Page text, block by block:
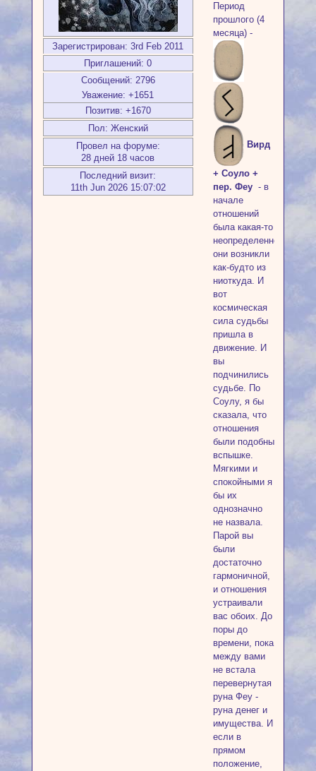
Зарегистрирован: 3rd Feb 2011
Приглашений: 0
Сообщений: 2796
Уважение: +1651
Позитив: +1670
Пол: Женский
Провел на форуме:
28 дней 18 часов
Последний визит:
11th Jun 2026 15:07:02
Период
прошлого (4
месяца) -
Вирд
+ Соуло +
пер. Феу- в
начале
отношений
была какая-то
неопределенность,
они возникли
как-будто из
ниоткуда. И
вот
космическая
сила судьбы
пришла в
движение. И
вы
подчинились
судьбе. По
Соулу, я бы
сказала, что
отношения
были подобны
вспышке.
Мягкими и
спокойными я
бы их
однозначно
не назвала.
Парой вы
были
достаточно
гармоничной,
и отношения
устраивали
вас обоих. До
поры до
времени, пока
между вами
не встала
перевернутая
руна Феу -
руна денег и
имущества. И
если в
прямом
положение,